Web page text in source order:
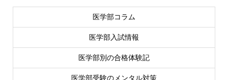
医学部コラム
医学部入試情報
医学部別の合格体験記
医学部受験のメンタル対策